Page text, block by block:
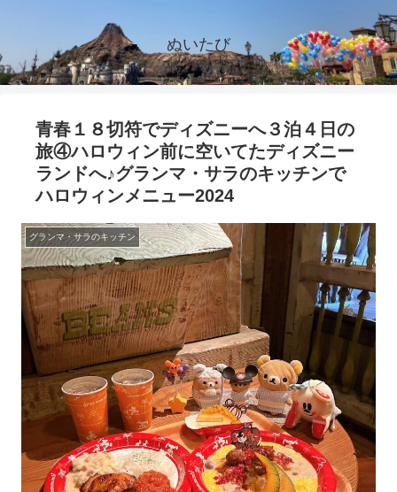
ぬいたび
青春１８切符でディズニーへ３泊４日の
旅④ハロウィン前に空いてたディズニー
ランドへ♪グランマ・サラのキッチンで
ハロウィンメニュー2024
グランマ・サラのキッチン